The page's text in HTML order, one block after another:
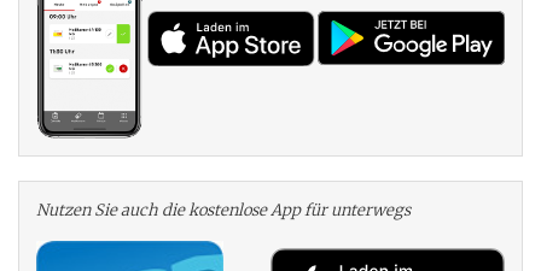
Nutzen Sie auch die kosten­lose App für unterwegs